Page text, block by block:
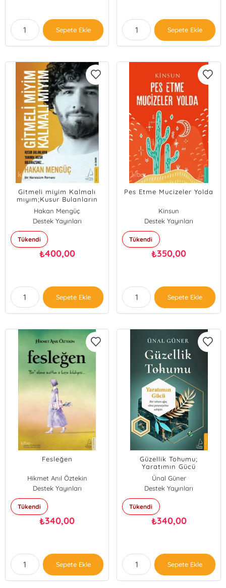
Sepete Ekle Sepete Ekle
Gitmeli miyim Kalmalı
mıyım;Kusur Bulanların
Yanında Huzur
Bulmazsın...
Hakan Mengüç
Destek Yayınları
Tükendi
₺400,00
Sepete Ekle
Pes Etme Mucizeler Yolda
Kinsun
Destek Yayınları
Tükendi
₺350,00
Sepete Ekle
Fesleğen
Hikmet Anıl Öztekin
Destek Yayınları
Tükendi
₺340,00
Sepete Ekle
Güzellik Tohumu;
Yaratımın Gücü
Ünal Güner
Destek Yayınları
Tükendi
₺340,00
Sepete Ekle